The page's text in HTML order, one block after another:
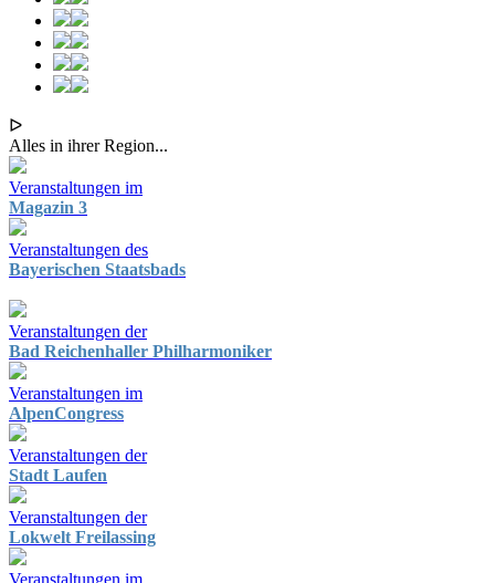
ᐅ
Alles in ihrer Region...
Veranstaltungen im
Magazin 3
Veranstaltungen des
Bayerischen Staatsbads
Veranstaltungen der
Bad Reichenhaller Philharmoniker
Veranstaltungen im
AlpenCongress
Veranstaltungen der
Stadt Laufen
Veranstaltungen der
Lokwelt Freilassing
Veranstaltungen im